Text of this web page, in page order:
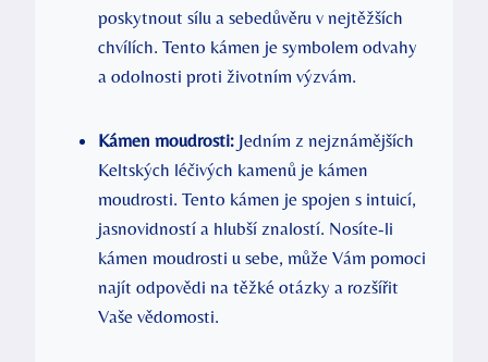
poskytnout sílu a sebedůvěru v nejtěžších
chvílích. Tento kámen je symbolem odvahy
a odolnosti proti životním výzvám.
Kámen moudrosti: Jedním z nejznámějších
Keltských léčivých kamenů je kámen
moudrosti. Tento kámen je spojen s intuicí,
jasnovidností a hlubší znalostí. Nosíte-li
kámen moudrosti u sebe, může Vám pomoci
najít odpovědi na těžké otázky a rozšířit
Vaše vědomosti.